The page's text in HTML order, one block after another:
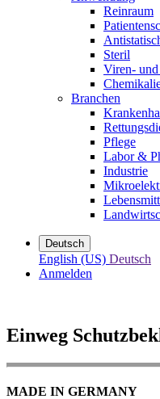
Reinraum
Steril
Viren-
Branchen
Pflege
Labor &
Industrie
Deutsch
English (US) Deutsch
Anmelden
Einweg
MADE IN GERMANY